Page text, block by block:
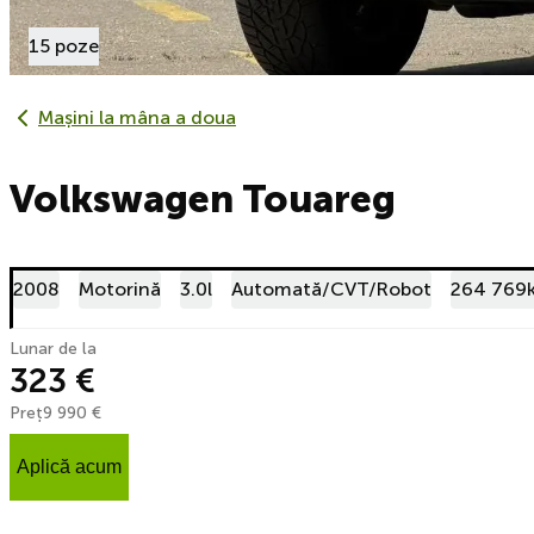
15 poze
Mașini la mâna a doua
Volkswagen Touareg
2008 Motorină 3.0l Automată/CVT/Robot 264
Lunar de la
323 €
Preț9 990 €
Aplică acum